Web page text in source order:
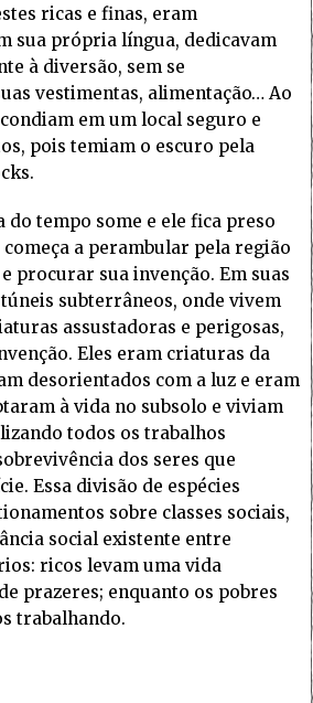
ricas e finas, eram
sua própria língua, dedicavam
à diversão, sem se
vestimentas, alimentação… Ao
em um local seguro e
pois temiam o escuro pela
do tempo some e ele fica preso
a perambular pela região
procurar sua invenção. Em suas
subterrâneos, onde vivem
assustadoras e perigosas,
Eles eram criaturas da
desorientados com a luz e eram
à vida no subsolo e viviam
todos os trabalhos
dos seres que
Essa divisão de espécies
sobre classes sociais,
social existente entre
ricos levam uma vida
prazeres; enquanto os pobres
trabalhando.